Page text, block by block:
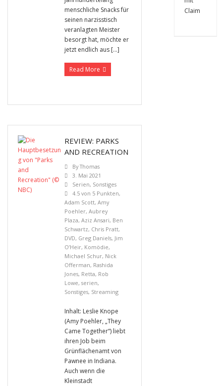
menschliche Snacks für
seinen narzisstisch
veranlagten Meister
besorgt hat, möchte er
jetzt endlich aus […]
Read More
REVIEW: PARKS
AND RECREATION
ByThomas
3. Mai 2021
Serien, Sonstiges
4.5 von 5 Punkten,
Adam Scott, Amy
Poehler, Aubrey
Plaza, Aziz Ansari, Ben
Schwartz, Chris Pratt,
DVD, Greg Daniels, Jim
O’Heir, Komödie,
Michael Schur, Nick
Offerman, Rashida
Jones, Retta, Rob
Lowe, serien,
Sonstiges, Streaming
Inhalt: Leslie Knope
(Amy Poehler, „They
Came Together“) liebt
ihren Job beim
Grünflächenamt von
Pawnee in Indiana.
Auch wenn die
Kleinstadt